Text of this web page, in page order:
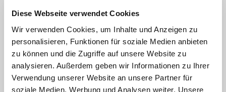
Diese Webseite verwendet Cookies
Wir verwenden Cookies, um Inhalte und Anzeigen zu
personalisieren, Funktionen für soziale Medien anbieten
zu können und die Zugriffe auf unsere Website zu
analysieren. Außerdem geben wir Informationen zu Ihrer
Verwendung unserer Website an unsere Partner für
soziale Medien, Werbung und Analysen weiter. Unsere
Franziskus sollte es Anfang Mai erhalten